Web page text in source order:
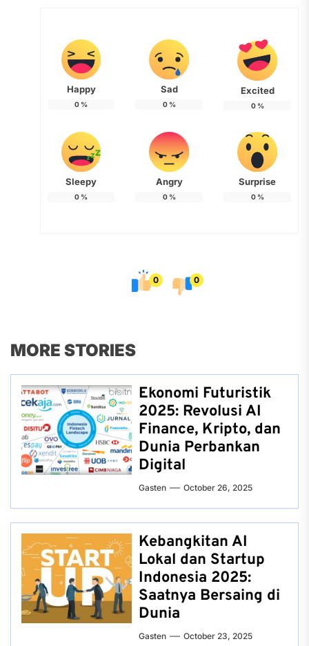
Happy
0 %
Sad
0%
Excited
0%
Sleepy
0 %
Angry
0%
Surprise
0%
0 0
MORE STORIES
Ekonomi Futuristik
2025: Revolusi AI
Finance, Kripto, dan
Dunia Perbankan
Digital
Gasten October 26, 2025
Kebangkitan AI
Lokal dan Startup
Indonesia 2025:
Saatnya Bersaing di
Dunia
Gasten October 23, 2025